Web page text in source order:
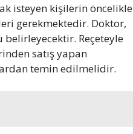
isteyen kişilerin öncelikle
gerekmektedir. Doktor,
Reçeteyle
satış yapan
temin edilmelidir.